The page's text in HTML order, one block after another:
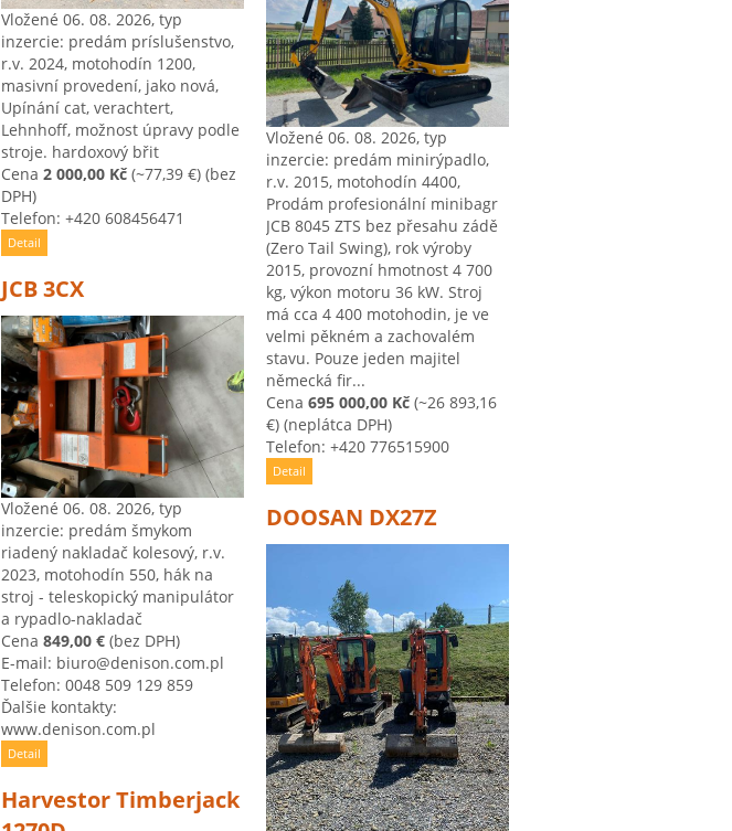
Vložené 06. 08. 2026, typ
inzercie: predám príslušenstvo,
r.v. 2024, motohodín 1200,
masivní provedení, jako nová,
Upínání cat, verachtert,
Lehnhoff, možnost úpravy podle
stroje. hardoxový břit
Cena 2 000,00 Kč (~77,39 €) (bez
DPH)
Telefon: +420 608456471
Detail
JCB 3CX
Vložené 06. 08. 2026, typ
inzercie: predám šmykom
riadený nakladač kolesový, r.v.
2023, motohodín 550, hák na
stroj - teleskopický manipulátor
a rypadlo-nakladač
Cena 849,00 € (bez DPH)
E-mail: biuro@denison.com.pl
Telefon: 0048 509 129 859
Ďalšie kontakty:
www.denison.com.pl
Detail
Harvestor Timberjack
Vložené 06. 08. 2026, typ
inzercie: predám minirýpadlo,
r.v. 2015, motohodín 4400,
Prodám profesionální minibagr
JCB 8045 ZTS bez přesahu zádě
(Zero Tail Swing), rok výroby
2015, provozní hmotnost 4 700
kg, výkon motoru 36 kW. Stroj
má cca 4 400 motohodin, je ve
velmi pěkném a zachovalém
stavu. Pouze jeden majitel
německá fir...
Cena 695 000,00 Kč (~26 893,16
€) (neplátca DPH)
Telefon: +420 776515900
Detail
DOOSAN DX27Z